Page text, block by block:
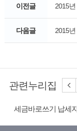
이전글 2015
다음글 2015
관련누리집
세금바로쓰기 납세